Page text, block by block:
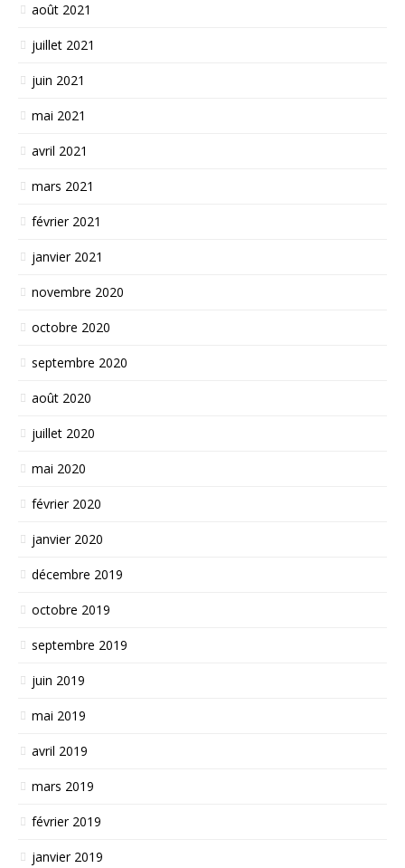
août 2021
juillet 2021
juin 2021
mai 2021
avril 2021
mars 2021
février 2021
janvier 2021
novembre 2020
octobre 2020
septembre 2020
août 2020
juillet 2020
mai 2020
février 2020
janvier 2020
décembre 2019
octobre 2019
septembre 2019
juin 2019
mai 2019
avril 2019
mars 2019
février 2019
janvier 2019